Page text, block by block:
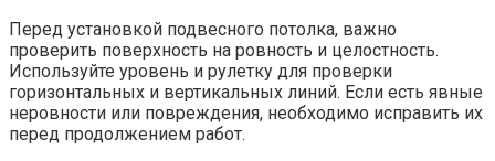
Перед установкой подвесного потолка, важно
проверить поверхность на ровность и целостность.​
Используйте уровень и рулетку для проверки
горизонтальных и вертикальных линий.​ Если есть явные
неровности или повреждения, необходимо исправить их
перед продолжением работ.​